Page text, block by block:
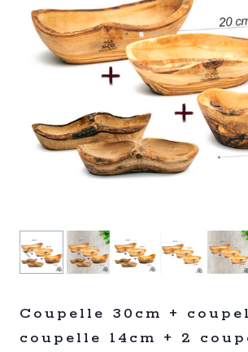
Coupelle 30cm +
coupelle 14cm + 2